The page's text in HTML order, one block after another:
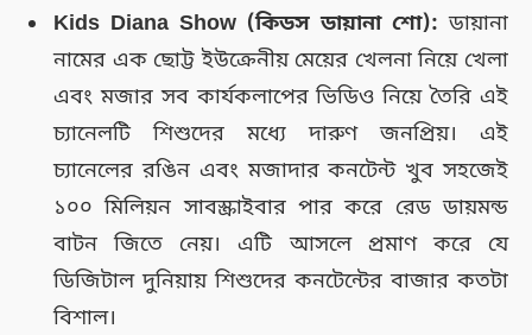
Kids Diana Show (কিডস ডায়ানা শো): ডায়ানা
নামের এক ছোট্ট ইউক্রেনীয় মেয়ের খেলনা নিয়ে খেলা
এবং মজার সব কার্যকলাপের ভিডিও নিয়ে তৈরি এই
চ্যানেলটি শিশুদের মধ্যে দারুণ জনপ্রিয়। এই
চ্যানেলের রঙিন এবং মজাদার কনটেন্ট খুব সহজেই
১০০ মিলিয়ন সাবস্ক্রাইবার পার করে রেড ডায়মন্ড
বাটন জিতে নেয়। এটি আসলে প্রমাণ করে যে
ডিজিটাল দুনিয়ায় শিশুদের কনটেন্টের বাজার কতটা
বিশাল।